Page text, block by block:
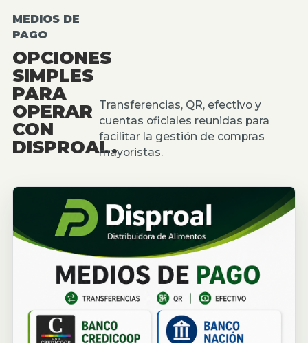
MEDIOS DE
PAGO
OPCIONES
SIMPLES
PARA
OPERAR
CON
DISPROAL.
Transferencias, QR, efectivo y
cuentas oficiales reunidas para
facilitar la gestión de compras
mayoristas.